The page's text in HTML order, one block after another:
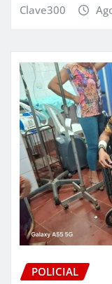
Clave300
POLICIAL